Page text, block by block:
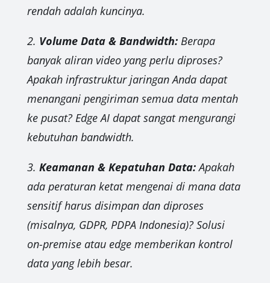
rendah adalah kuncinya.
2. Volume Data & Bandwidth:Berapa
banyak aliran video yang perlu diproses?
Apakah infrastruktur jaringan Anda dapat
menangani pengiriman semua data mentah
ke pusat? Edge AI dapat sangat mengurangi
kebutuhan bandwidth.
3. Keamanan & Kepatuhan Data:Apakah
ada peraturan ketat mengenai di mana data
sensitif harus disimpan dan diproses
(misalnya, GDPR, PDPA Indonesia)? Solusi
on-premise atau edge memberikan kontrol
data yang lebih besar.